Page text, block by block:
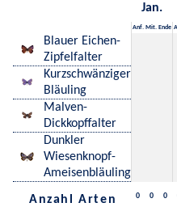
Jan.
Anf. Mit. Ende
Blauer Eichen-
Zipfelfalter
Kurzschwänziger
Bläuling
Malven-
Dickkopffalter
Dunkler
Wiesenknopf-
Ameisenbläuling
Anzahl Arten 0 0 0